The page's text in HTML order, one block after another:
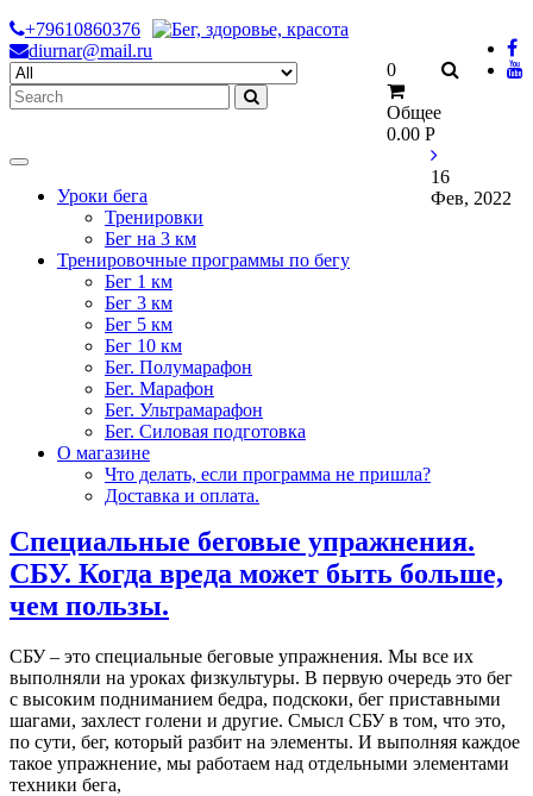
Skip
to
content
+79610860376
diurnar@mail.ru
0
Общее
0.00 Р
Уроки бега
Тренировки
Бег на 3 км
Тренировочные программы по бегу
Бег 1 км
Бег 3 км
Бег 5 км
Бег 10 км
Бег. Полумарафон
Бег. Марафон
Бег. Ультрамарафон
Бег. Силовая подготовка
О магазине
Что делать, если программа не пришла?
Доставка и оплата.
Search
for:
16
Фев, 2022
Специальные беговые упражнения.
СБУ. Когда вреда может быть больше,
чем пользы.
СБУ – это специальные беговые упражнения. Мы все их
выполняли на уроках физкультуры. В первую очередь это бег
с высоким подниманием бедра, подскоки, бег приставными
шагами, захлест голени и другие. Смысл СБУ в том, что это,
по сути, бег, который разбит на элементы. И выполняя каждое
такое упражнение, мы работаем над отдельными элементами
техники бега,